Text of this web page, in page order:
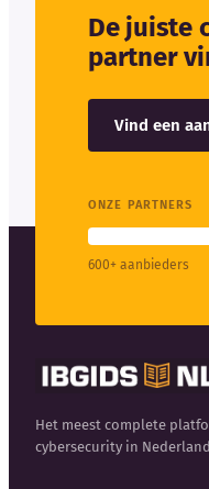
De juiste
partner
Vind een
ONZE PARTNERS
600+ aanbieders
Het meest complete
cybersecurity in